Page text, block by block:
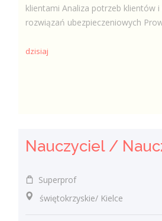
klientami Analiza potrzeb klientów
rozwiązań ubezpieczeniowych
dzisiaj
Nauczyciel /
Superprof
świętokrzyskie/ Kielce